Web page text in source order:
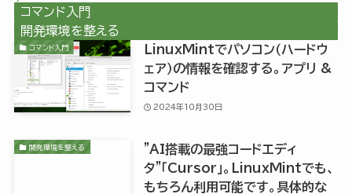
コマンド入門
開発環境を整える
コマンド入門
LinuxMintでパソコン（ハードウ
ェア）の情報を確認する。アプリ &
コマンド
2024年10月30日
開発環境を整える
”AI搭載の最強コードエディ
タ”「Cursor」。LinuxMintでも、
もちろん利用可能です。具体的な